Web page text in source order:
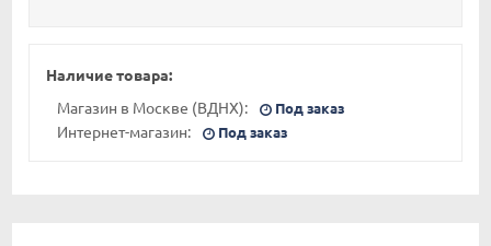
Наличие товара:
Магазин в Москве (ВДНХ):
Под заказ
Интернет-магазин: Под заказ